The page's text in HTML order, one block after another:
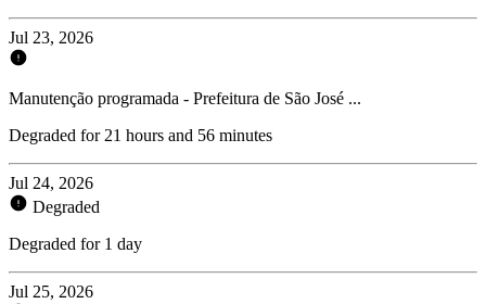
Jul 23, 2026
Manutenção programada - Prefeitura de São José ...
Degraded for 21 hours and 56 minutes
Jul 24, 2026
Degraded
Degraded for 1 day
Jul 25, 2026